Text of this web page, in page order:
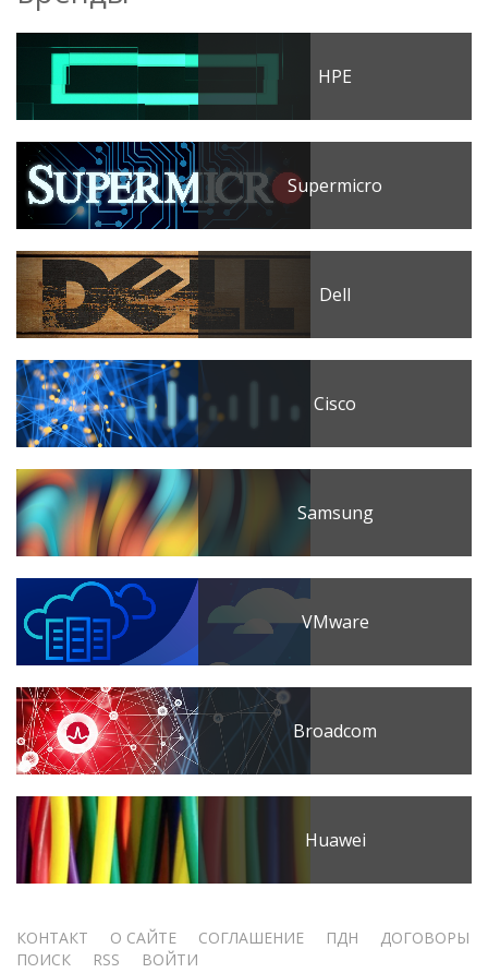
HPE
Supermicro
Dell
Cisco
Samsung
VMware
Broadcom
Huawei
Меню
КОНТАКТ О САЙТЕ СОГЛАШЕНИЕ ПДН
ДОГОВОРЫ
ПОИСК
RSS ВОЙТИ